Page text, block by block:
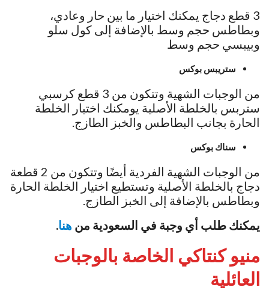
3 قطع دجاج يمكنك اختيار ما بين حار وعادي،
وبطاطس حجم وسط بالإضافة إلى كول سلو
وبيبسي حجم وسط
ستريبس بوكس
من الوجبات الشهية وتتكون من 3 قطع كرسبي
ستربس بالخلطة الأصلية يومكنك اختيار الخلطة
الحارة بجانب البطاطس والخبز الطازج.
سناك بوكس
من الوجبات الشهية الفردية أيضًا وتتكون من 2 قطعة
دجاج بالخلطة الأصلية وتستطيع اختيار الخلطة الحارة
وبطاطس بالإضافة إلى الخبز الطازج.
يمكنك طلب أي وجبة في السعودية من هنا.
منيو كنتاكي الخاصة بالوجبات
العائلية